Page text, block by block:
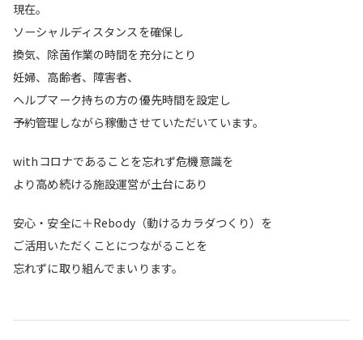
現在。
ソーシャルディスタンスを確保し
換気、除菌作業の時間を充分にとり
妊婦、高齢者、障害者、
ヘルプマーク持ちの方の優先時間を設定し
予約管理しながら稼働させていただいています。
withコロナであることを忘れず危機意識を
より高め続ける施設運営が土台にあり
安心・安全に＋Rebody（動けるカラダつくり）を
ご活用いただくことにつながることを
忘れずに取り組んでまいります。